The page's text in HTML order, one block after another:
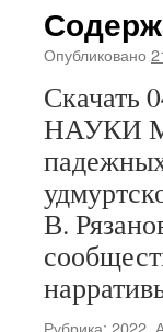
Опубликовано
НАУКИ М.
В.
Рубрика: 2022,